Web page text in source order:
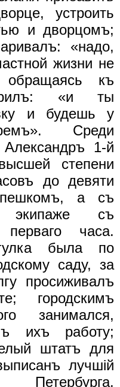
устроить
и дворцомъ;
«надо,
жизни не
къ
«и ты
и будешь у
Среди
Александръ 1-й
степени
до девяти
пешкомъ, а съ
экипаже съ
часа.
была по
саду, за
просиживалъ
городскимъ
занимался,
ихъ работу;
штатъ для
лучшiй